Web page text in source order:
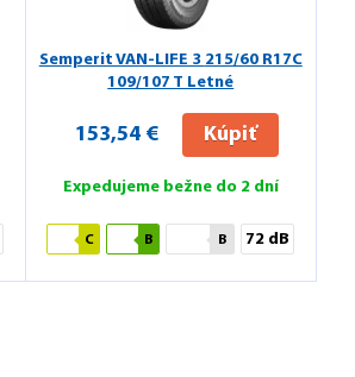
Semperit VAN-LIFE 3 215/60 R17C
109/107 T Letné
153,54 € Kúpiť
Expedujeme bežne do 2 dní
C B B 72 dB